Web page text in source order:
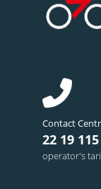
Contact
22 19 115
operator's